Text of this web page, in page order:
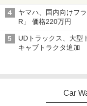
バス
ヤマハ、国内向けフ
R」 価格220万円
UDトラックス、大型
キャブトラクタ追加
Car